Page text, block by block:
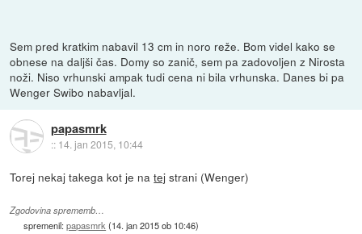
Sem pred kratkim nabavil 13 cm in noro reže. Bom videl kako se
obnese na daljši čas. Domy so zanič, sem pa zadovoljen z Nirosta
noži. Niso vrhunski ampak tudi cena ni bila vrhunska. Danes bi pa
Wenger Swibo nabavljal.
papasmrk
:: 14. jan 2015, 10:44
Torej nekaj takega kot je natej strani (Wenger)
Zgodovina sprememb…
spremenil:papasmrk (14. jan 2015 ob 10:46)